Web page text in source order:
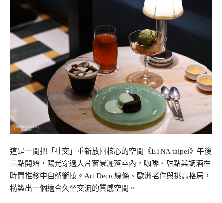
這是一間把「社交」重新放回核心的空間《ETNA taipei》午後
三點開始，陽光穿過大片窗景灑落室內，咖啡、甜點與調酒在
時間推移中自然銜接。Art Deco 線條、歐洲老件與挑高格局，
構築出一個適合久坐交流的質感空間。